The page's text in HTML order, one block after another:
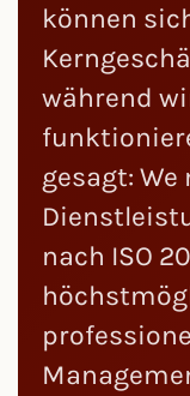
können
während
gesagt: We
nach ISO